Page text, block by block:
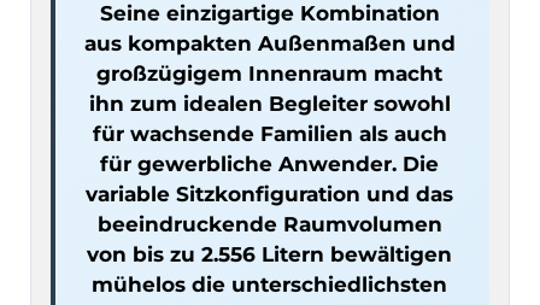
Seine einzigartige Kombination
aus kompakten Außenmaßen und
großzügigem Innenraum macht
ihn zum idealen Begleiter sowohl
für wachsende Familien als auch
für gewerbliche Anwender. Die
variable Sitzkonfiguration und das
beeindruckende Raumvolumen
von bis zu 2.556 Litern bewältigen
mühelos die unterschiedlichsten